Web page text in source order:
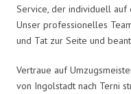
Service, der individuell auf
Unser professionelles
und Tat zur Seite und
Vertraue auf
von Ingolstadt nach Terni